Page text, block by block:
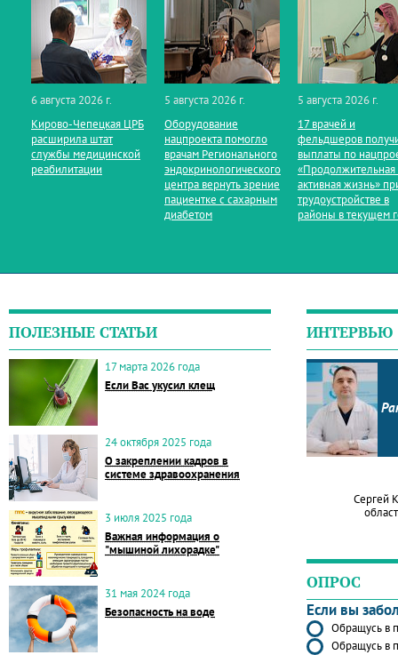
6 августа 2026 г.
Кирово‑Чепецкая ЦРБ
расширила штат
службы медицинской
реабилитации
5 августа 2026 г.
Оборудование
нацпроекта помогло
врачам Регионального
эндокринологического
центра вернуть зрение
пациентке с сахарным
диабетом
5 августа 2026 г.
17 врачей и
фельдшеров
выплаты по
«Продолжительная
активная жизнь»
трудоустройстве в
районы в текущем
ПОЛЕЗНЫЕ СТАТЬИ
17 марта 2026 года
Если Вас укусил клещ
24 октября 2025 года
О закреплении кадров в
системе здравоохранения
3 июля 2025 года
Важная информация о
"мышиной лихорадке"
31 мая 2024 года
Безопасность на воде
ИНТЕРВЬЮ
Сергей
ОПРОС
Если вы
Обращусь в
Обращусь в